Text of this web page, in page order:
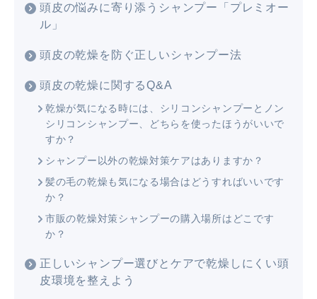
頭皮の悩みに寄り添うシャンプー「プレミオー
ル」
頭皮の乾燥を防ぐ正しいシャンプー法
頭皮の乾燥に関するQ&A
乾燥が気になる時には、シリコンシャンプーとノン
シリコンシャンプー、どちらを使ったほうがいいで
すか？
シャンプー以外の乾燥対策ケアはありますか？
髪の毛の乾燥も気になる場合はどうすればいいです
か？
市販の乾燥対策シャンプーの購入場所はどこです
か？
正しいシャンプー選びとケアで乾燥しにくい頭
皮環境を整えよう